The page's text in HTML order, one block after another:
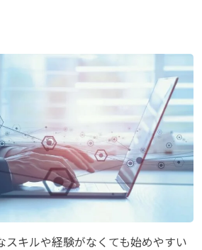
スキルや経験がなくても始めやすい